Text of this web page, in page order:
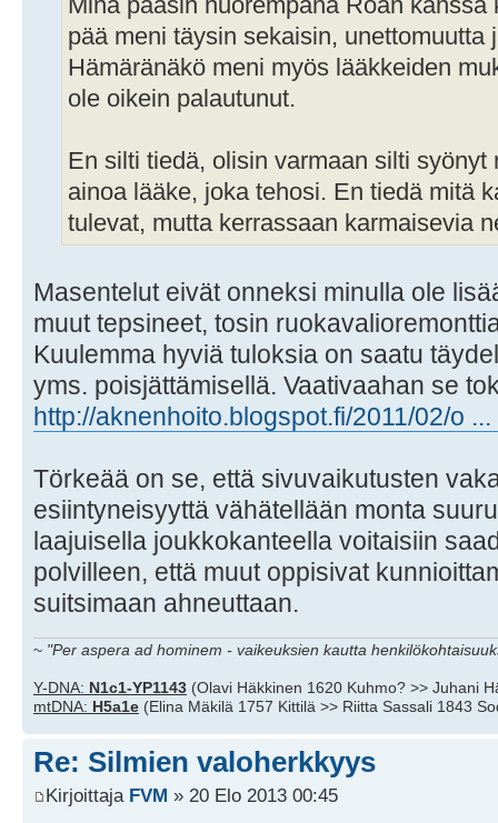
pää meni täysin sekaisin, unettomuutta
Hämäränäkö meni myös lääkkeiden
ole oikein palautunut.
En silti tiedä, olisin varmaan silti syönyt
ainoa lääke, joka tehosi. En tiedä mitä
tulevat, mutta kerrassaan karmaisevia
Masentelut eivät onneksi minulla ole
muut tepsineet, tosin
Kuulemma hyviä tuloksia on saatu
yms. poisjättämisellä. Vaativaahan se
http://aknenhoito.blogspot.fi/2011/02/o
Törkeää on se, että sivuvaikutusten
esiintyneisyyttä vähätellään monta
laajuisella joukkokanteella voitaisiin
polvilleen, että muut oppisivat
suitsimaan ahneuttaan.
~ "Per aspera ad hominem - vaikeuksien kautta
Y-DNA: N1c1-YP1143 (Olavi Häkkinen 1620 Kuhmo? >> Juhani
mtDNA: H5a1e (Elina Mäkilä 1757 Kittilä >> Riitta Sassali 1843
Re: Silmien valoherkkyys
Kirjoittaja FVM » 20 Elo 2013 00:45